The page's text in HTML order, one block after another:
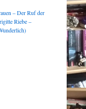
– Der Ruf der
Riebe –